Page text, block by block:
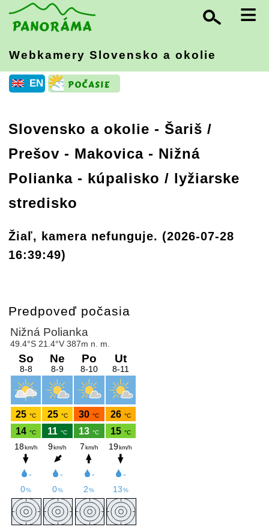
≡
Webkamery Slovensko a okolie
EN
Slovensko a okolie - Šariš /
Prešov - Makovica - Nižná
Polianka - kúpalisko / lyžiarske
stredisko
Žiaľ, kamera nefunguje. (2026-07-28
16:39:49)
Predpoveď počasia